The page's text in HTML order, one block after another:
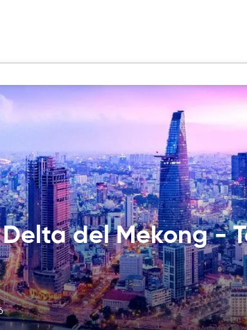
del Mekong -